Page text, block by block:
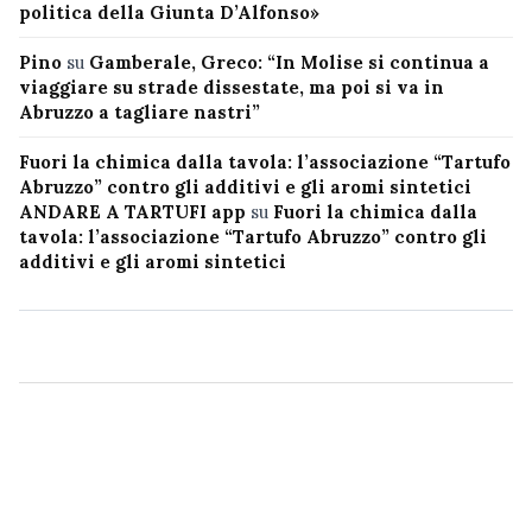
politica della Giunta D’Alfonso»
Pino su Gamberale, Greco: “In Molise si continua a
viaggiare su strade dissestate, ma poi si va in
Abruzzo a tagliare nastri”
Fuori la chimica dalla tavola: l’associazione “Tartufo
Abruzzo” contro gli additivi e gli aromi sintetici
ANDARE A TARTUFI app su Fuori la chimica dalla
tavola: l’associazione “Tartufo Abruzzo” contro gli
additivi e gli aromi sintetici